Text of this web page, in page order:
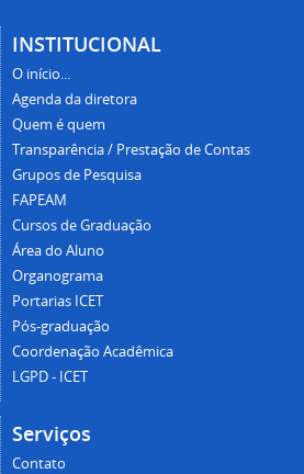
INSTITUCIONAL
O início...
Agenda da diretora
Quem é quem
Transparência / Prestação de Contas
Grupos de Pesquisa
FAPEAM
Cursos de Graduação
Área do Aluno
Organograma
Portarias ICET
Pós-graduação
Coordenação Acadêmica
LGPD - ICET
Serviços
Contato